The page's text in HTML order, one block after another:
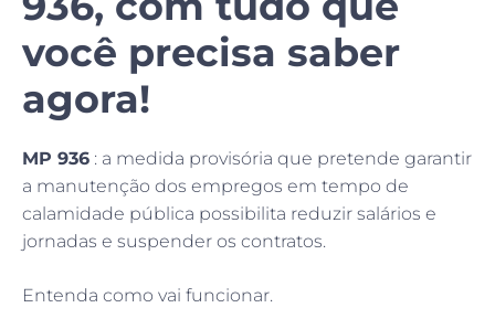
você precisa saber
agora!
MP 936 : a medida provisória que pretende garantir
a manutenção dos empregos em tempo de
calamidade pública possibilita reduzir salários e
jornadas e suspender os contratos.
Entenda como vai funcionar.